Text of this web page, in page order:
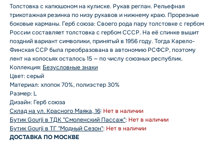
Толстовка с капюшоном на кулиске. Рукав реглан. Рельефная
трикотажная резинка по низу рукавов и нижнему краю. Прорезные
боковые карманы. Герб союза: Своего рода пару толстовке с гербом
России составляет толстовка с гербом СССР. На её спинке вышит
поздний вариант символики, принятый в 1956 году. Тогда Карело-
Финская ССР была преобразована в автономию РСФСР, поэтому
лент на колосьях осталось 15 — по числу союзных республик.
Коллекция: Безусловные знаки
Цвет: серый
Материал: хлопок 70%, полиэстер 30%
Размер: L
Дизайн: Герб союза
Склад на ул. Красного Маяка, 16: Нет в наличии
Бутик Gourji в ТДК "Смоленский Пассаж": Нет в наличии
Бутик Gourji в ТГ "Модный Сезон": Нет в наличии
ДОСТАВКА ПО МОСКВЕ